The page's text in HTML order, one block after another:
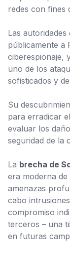
redes con fines
Las
públicamente a
ciberespionaje,
uno de los
sofisticados y
Su
para erradicar
evaluar los
seguridad de la
La brecha de
era moderna de
amenazas
cabo
compromiso
terceros – una
en futuras